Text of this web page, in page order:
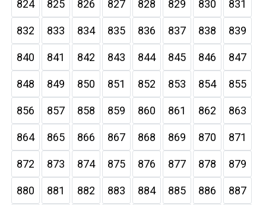
824 825 826 827 828 829 830 831
832 833 834 835 836 837 838 839
840 841 842 843 844 845 846 847
848 849 850 851 852 853 854 855
856 857 858 859 860 861 862 863
864 865 866 867 868 869 870 871
872 873 874 875 876 877 878 879
880 881 882 883 884 885 886 887